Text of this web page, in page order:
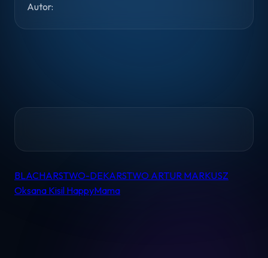
Autor:
Nawigacja
BLACHARSTWO-DEKARSTWO ARTUR MARKUSZ
Oksana Kisil HappyMama